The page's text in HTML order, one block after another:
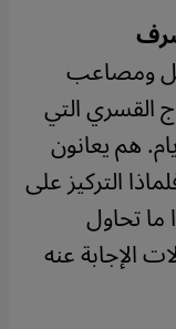
ومصاعب
القسري التي
هم يعانون
التركيز على
ما تحاول
الإجابة عنه